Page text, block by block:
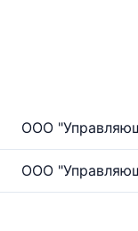
ООО
ООО